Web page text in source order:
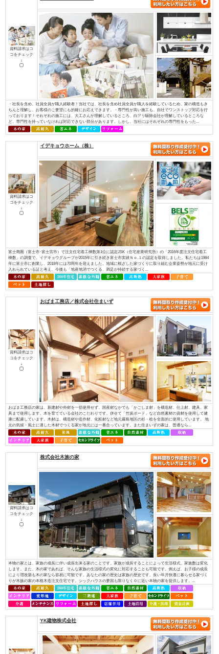
資料請求はコ
コをチェック
私たちが家づくりを通して、最もお客様のお役に立てることを考えた末に
モミの木の床材は、季節を問わず家全体の湿度を一定に調整し、素足で過
りを感じられます。空気をきれいにするだけでなく、モミの木の天然成分
コをチェック
株式会社 伊庭工務店
ほんとうに安心して暮らせる住まいとは何でしょうか？子供たちに豊かな
か？ 私たちは“家”という観点で考えました。 例えば、耐震性を考えたと
ある豊富な良い木材を 先進の技術で加工し、住む方の安全の為にその木材
る。 日...
資料請求はコ
コをチェック
↓
（株）アットホーム四国
・社長を含め、社員全員が職人経験者！当社では、社長を含め社員全員が
ちんと理解し、お客様のご要望にも的確にお応えできます。・専門性が高
っております！それぞれの施工には、大工さんが理解しているところ、白